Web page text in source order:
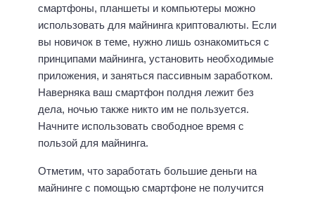
смартфоны, планшеты и компьютеры можно
использовать для майнинга криптовалюты. Если
вы новичок в теме, нужно лишь ознакомиться с
принципами майнинга, установить необходимые
приложения, и заняться пассивным заработком.
Наверняка ваш смартфон полдня лежит без
дела, ночью также никто им не пользуется.
Начните использовать свободное время с
пользой для майнинга.
Отметим, что заработать большие деньги на
майнинге с помощью смартфоне не получится